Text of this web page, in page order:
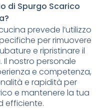
di Spurgo Scarico
prevede l’utilizzo
per rimuovere
e ripristinare il
Il nostro personale
e competenza,
e rapidità per
e mantenere la tua
efficiente.